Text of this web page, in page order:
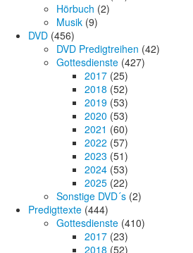
Hörbuch (2)
Musik (9)
DVD (456)
DVD Predigtreihen (42)
Gottesdienste (427)
2017 (25)
2018 (52)
2019 (53)
2020 (53)
2021 (60)
2022 (57)
2023 (51)
2024 (53)
2025 (22)
Sonstige DVD´s (2)
Predigttexte (444)
Gottesdienste (410)
2017 (23)
2018 (52)